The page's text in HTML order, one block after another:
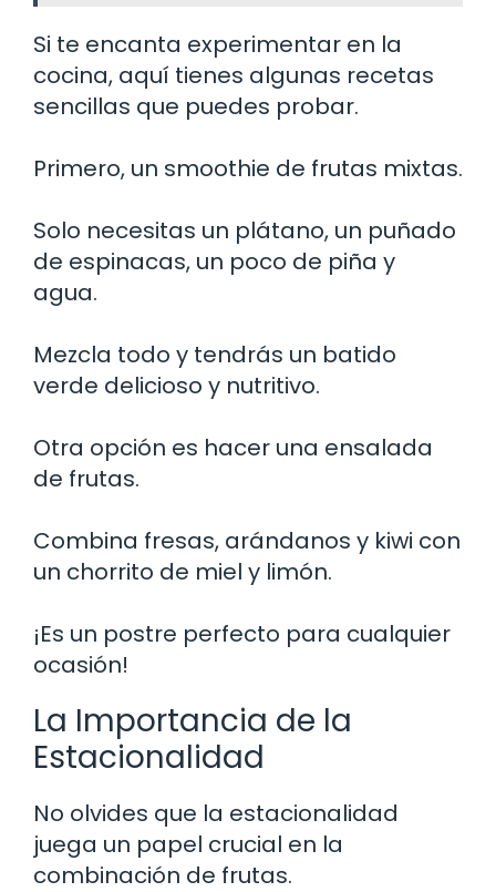
Si te encanta experimentar en la
cocina, aquí tienes algunas recetas
sencillas que puedes probar.
Primero, un smoothie de frutas mixtas.
Solo necesitas un plátano, un puñado
de espinacas, un poco de piña y
agua.
Mezcla todo y tendrás un batido
verde delicioso y nutritivo.
Otra opción es hacer una ensalada
de frutas.
Combina fresas, arándanos y kiwi con
un chorrito de miel y limón.
¡Es un postre perfecto para cualquier
ocasión!
La Importancia de la
Estacionalidad
No olvides que la estacionalidad
juega un papel crucial en la
combinación de frutas.